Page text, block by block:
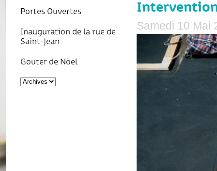
Portes Ouvertes
Inauguration de la rue de
Saint-Jean
Gouter de Nöel
Samedi 10 Mai